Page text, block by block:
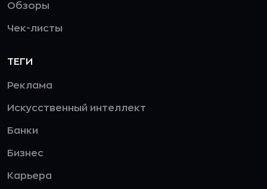
Обзоры
Чек-листы
ТЕГИ
Реклама
Искусственный интеллект
Банки
Бизнес
Карьера